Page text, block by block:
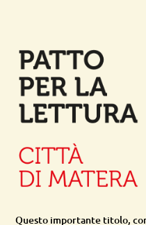
Questo importante titolo,